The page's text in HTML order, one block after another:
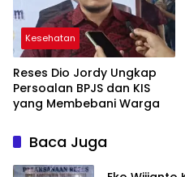
Kesehatan
Reses Dio Jordy Ungkap
Persoalan BPJS dan KIS
yang Membebani Warga
Baca Juga